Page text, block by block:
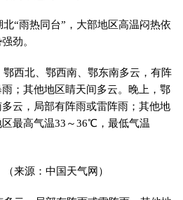
“雨热同台”，大部地区高温闷热依
劲。
西北、鄂西南、鄂东南多云，有阵
；其他地区睛天间多云。晚上，鄂
云，局部有阵雨或雷阵雨；其他地
最高气温33～36℃，最低气温
来源：中国天气网）